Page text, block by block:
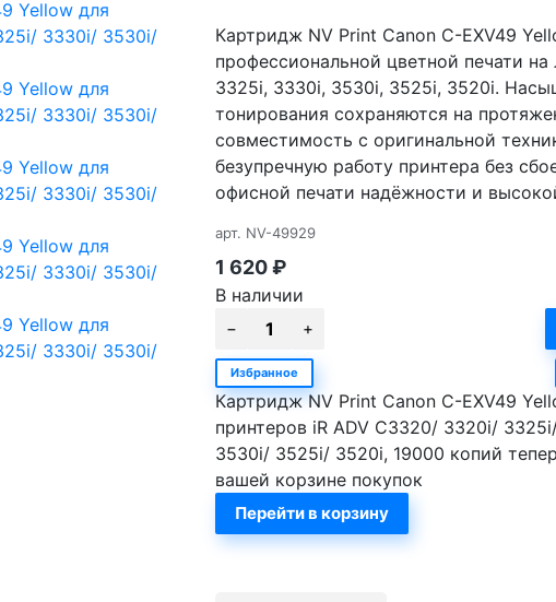
Картридж NV Print Canon C-EXV49
профессиональной цветной печати
3325i, 3330i, 3530i, 3525i, 3520i.
тонирования сохраняются на
совместимость с оригинальной
безупречную работу принтера без
офисной печати надёжности и
арт. NV-49929
1 620₽
В наличии
Избранное
Картридж NV Print Canon C-EXV49
принтеров iR ADV C3320/ 3320i/
3530i/ 3525i/ 3520i, 19000 копий
вашей корзине покупок
Перейти в корзину